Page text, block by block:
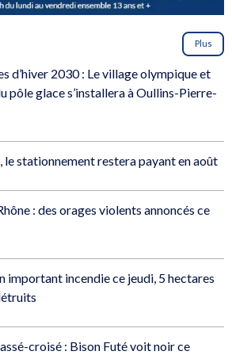
Plus
d’hiver 2030 : Le village olympique et
pôle glace s’installera à Oullins-Pierre-
le stationnement restera payant en août
: des orages violents annoncés ce
important incendie ce jeudi, 5 hectares
croisé : Bison Futé voit noir ce